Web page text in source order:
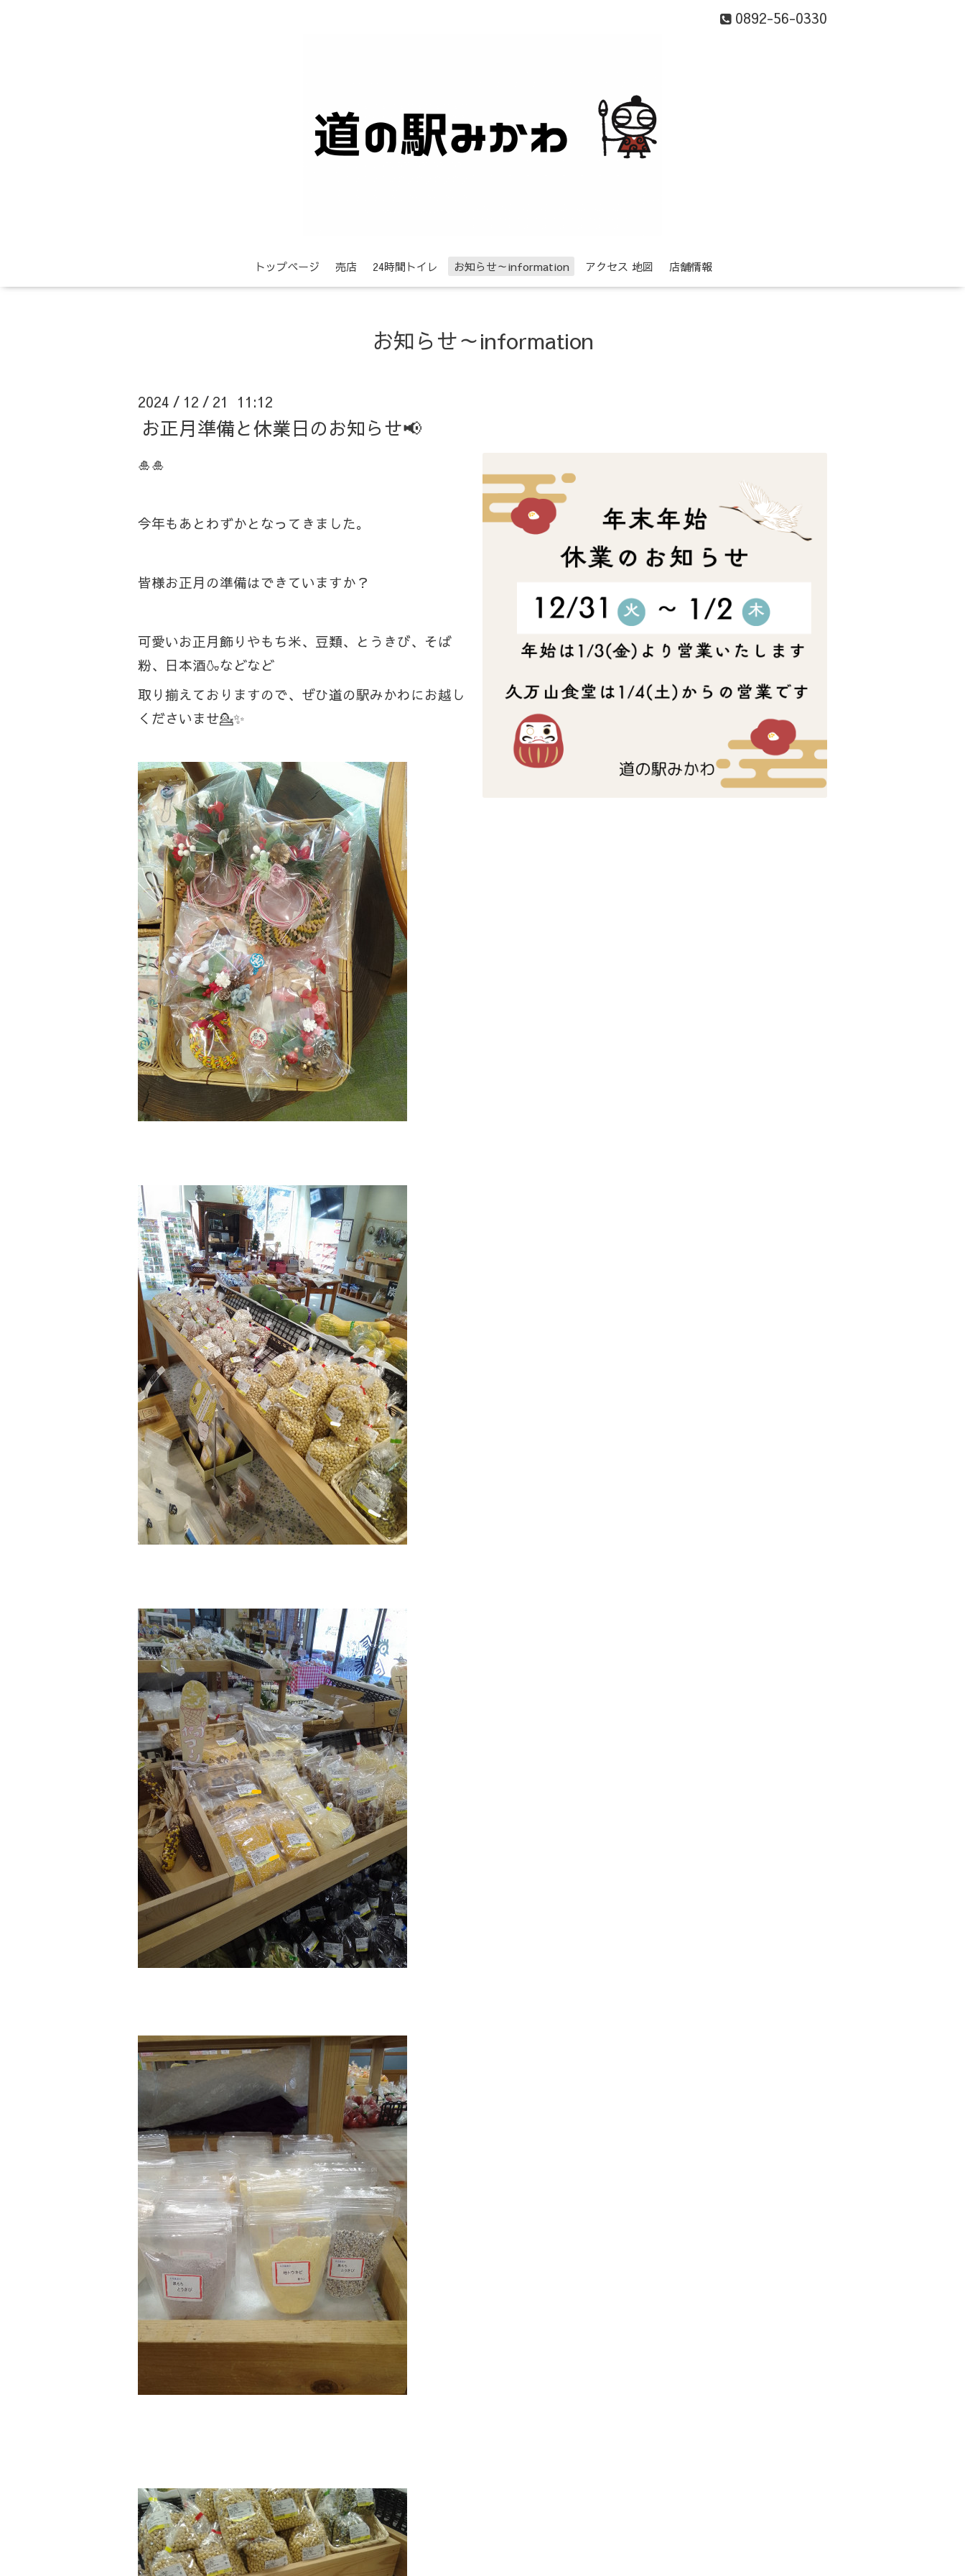
0892-56-0330
トップページ 売店 24時間トイレ お知らせ～information アクセス 地図 店舗情報
お知らせ～information
2024 / 12 / 21 11:12
お正月準備と休業日のお知らせ📢
🎍🎍
今年もあとわずかとなってきました。
皆様お正月の準備はできていますか？
可愛いお正月飾りやもち米、豆類、とうきび、そば
粉、日本酒🍶などなど
取り揃えておりますので、ぜひ道の駅みかわにお越し
くださいませ💁✨